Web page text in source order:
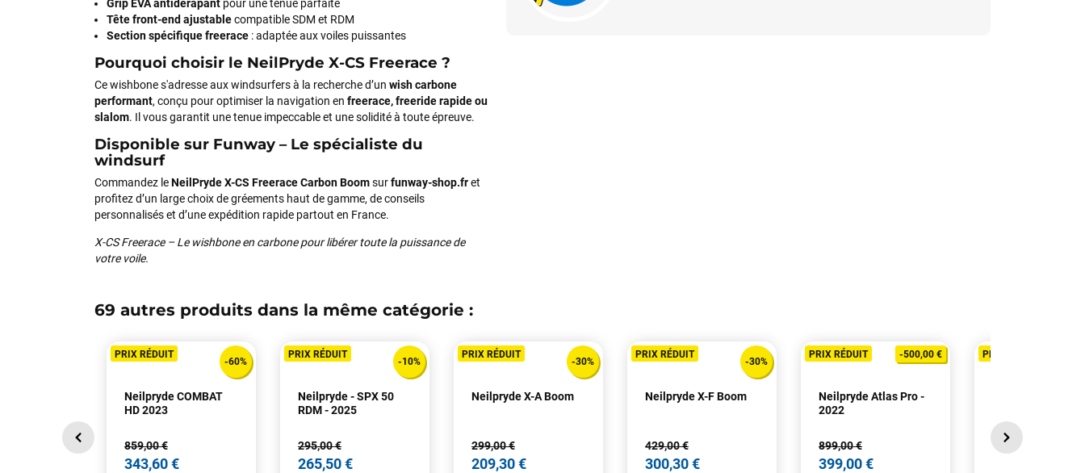
Grip EVA antidérapant pour une tenue parfaite
Tête front-end ajustablecompatible SDM et RDM
Section spécifique freerace : adaptée aux voiles puissantes
Pourquoi choisir le NeilPryde X-CS Freerace ?
Ce wishbone s'adresse aux windsurfers à la recherche d’un wish carbone
performant, conçu pour optimiser la navigation en freerace, freeride rapide ou
slalom. Il vous garantit une tenue impeccable et une solidité à toute épreuve.
Disponible sur Funway – Le spécialiste du
windsurf
Commandez leNeilPryde X-CS Freerace Carbon Boomsurfunway-shop.fret
profitez d’un large choix de gréements haut de gamme, de conseils
personnalisés et d’une expédition rapide partout en France.
X-CS Freerace – Le wishbone en carbone pour libérer toute la puissance de
votre voile.
69 autres produits dans la même catégorie :
PRIX RÉDUIT
-60%
Neilpryde COMBAT
HD 2023
859,00 €
343,60 €
PRIX RÉDUIT
-10%
Neilpryde - SPX 50
RDM - 2025
295,00 €
265,50 €
PRIX RÉDUIT
-30%
Neilpryde X-A Boom
299,00 €
209,30 €
PRIX RÉDUIT
-30%
Neilpryde X-F Boom
429,00 €
300,30 €
PRIX RÉDUIT -500,00 €
Neilpryde Atlas Pro -
2022
899,00 €
399,00 €
PRIX RÉDUIT
445,00 €
François
et m’a même offert du matériel en plus. Niveau réactivité, c’est au top :
la commande est partie le lendemain, et j’ai bien reçu tout le matériel
recommande vivement ce magasin pour son professionnalisme et sa
réactivité.
Cela faisait 6 mois que je galérais à remplacer ma board eux m'ont
trouvé une pépite à laquelle je n'aurais jamais pensé ! Excellent conseil